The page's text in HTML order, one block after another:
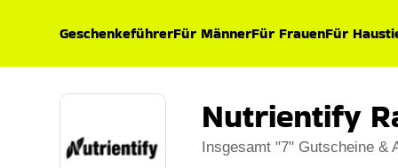
GeschenkeführerFür MännerFür FrauenFür
Nutrientify
Insgesamt "7" Gutscheine &